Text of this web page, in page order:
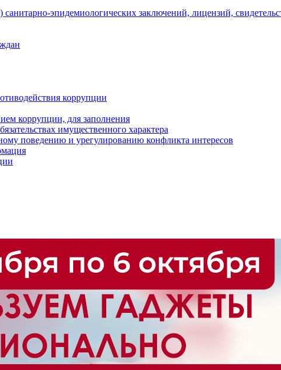
эпидемиологических заключений, лицензий,
коррупции
коррупции, для заполнения
имущественного характера
поведению и урегулированию конфликта интересов